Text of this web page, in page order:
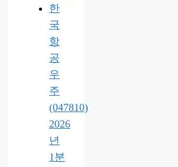
한
국
항
공
우
주
(047810)
2026
년
1분